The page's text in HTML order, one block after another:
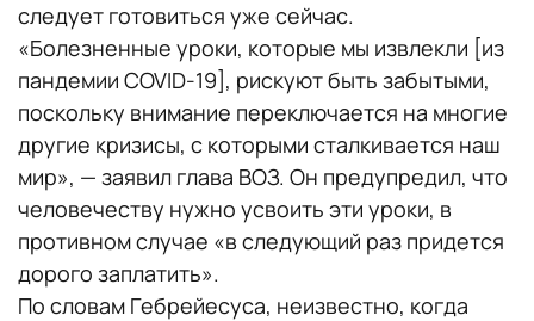
следует готовиться уже сейчас.
«Болезненные уроки, которые мы извлекли [из
пандемии COVID-19], рискуют быть забытыми,
поскольку внимание переключается на многие
другие кризисы, с которыми сталкивается наш
мир», — заявил глава ВОЗ. Он предупредил, что
человечеству нужно усвоить эти уроки, в
противном случае «в следующий раз придется
дорого заплатить».
По словам Гебрейесуса, неизвестно, когда